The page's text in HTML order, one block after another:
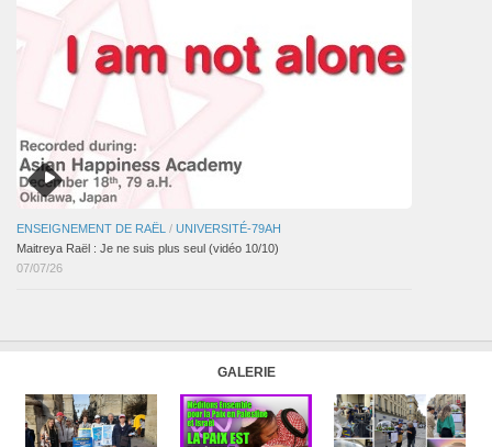
ENSEIGNEMENT DE RAËL / UNIVERSITÉ-79AH
Maitreya Raël : Je ne suis plus seul (vidéo 10/10)
07/07/26
GALERIE